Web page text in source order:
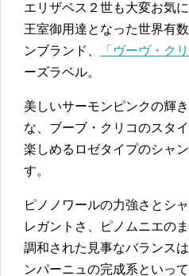
エリザベス２世も大変お気
王室御用達となった世界有
ンブランド、
「ヴーヴ・クリ
ーズラベル。
美しいサーモンピンクの輝
な、ブーブ・クリコのスタ
楽しめるロゼタイプのシャ
す。
ピノノワールの力強さとシ
レガントさ、ピノムニエの
調和された見事なバランス
ンパーニュの完成系といっ